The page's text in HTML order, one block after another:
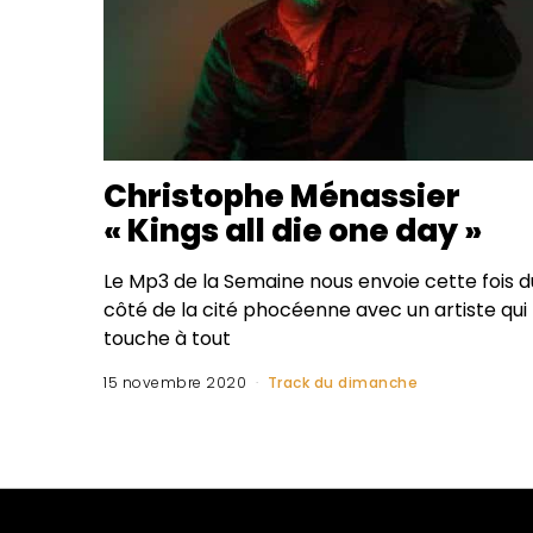
Christophe Ménassier
« Kings all die one day »
Le Mp3 de la Semaine nous envoie cette fois
côté de la cité phocéenne avec un artiste qui
touche à tout
15 novembre 2020 Track du dimanche